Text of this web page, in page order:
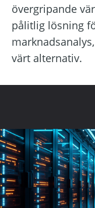
övergripande
pålitlig lösning
värt alternativ.